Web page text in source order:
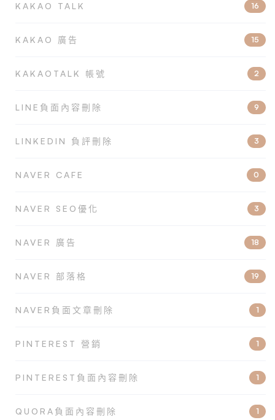
KAKAO TALK 16
KAKAO 廣告 15
KAKAOTALK 帳號 2
LINE負面內容刪除 9
LINKEDIN 負評刪除 3
NAVER CAFE 0
NAVER SEO優化 3
NAVER 廣告 18
NAVER 部落格 19
NAVER負面文章刪除 1
PINTEREST 營銷 1
PINTEREST負面內容刪除 1
QUORA負面內容刪除 1